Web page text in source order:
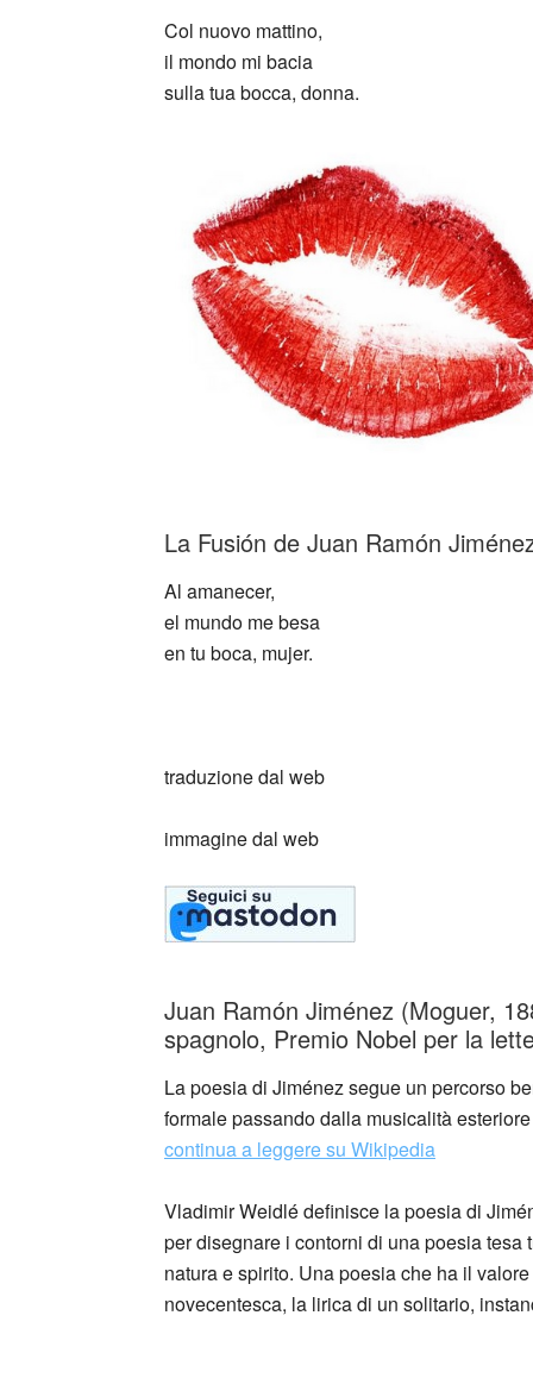
Col nuovo mattino,
il mondo mi bacia
sulla tua bocca, donna.
La Fusión de Juan Ramón
Al amanecer,
el mundo me besa
en tu boca, mujer.
traduzione dal web
immagine dal web
Juan Ramón Jiménez (Moguer,
spagnolo, Premio Nobel per la
La poesia di Jiménez segue un percorso
formale passando dalla musicalità
continua a leggere su Wikipedia
Vladimir Weidlé definisce la poesia di
per disegnare i contorni di una poesia
natura e spirito. Una poesia che ha il
novecentesca, la lirica di un solitario,